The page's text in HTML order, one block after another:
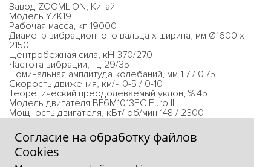
Завод ZOOMLION, Китай
Модель YZK19
Рабочая масса, кг 19000
Диаметр вибрационного вальца х ширина, мм Ø1600 x
2150
Центробежная сила, кН 370/270
Частота вибрации, Гц 29/35
Номинальная амплитуда колебаний, мм 1.7 / 0.75
Скорость движения, км/ч 0-5 / 0-10
Теоретический преодолеваемый уклон, % 45
Модель двигателя BF6M1013EC Euro II
Мощность двигателя, кВт/ об/мин 148 / 2300
Согласие на обработку файлов
Сookies